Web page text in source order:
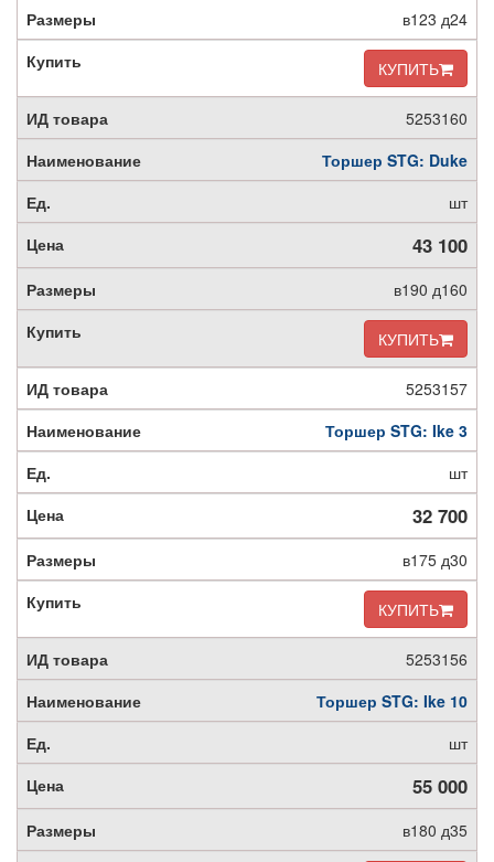
в123 д24
КУПИТЬ
5253160
Торшер STG: Duke
шт
43 100
в190 д160
КУПИТЬ
5253157
Торшер STG: Ike 3
шт
32 700
в175 д30
КУПИТЬ
5253156
Торшер STG: Ike 10
шт
55 000
в180 д35